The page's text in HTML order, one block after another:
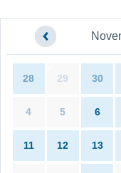
28 29 30
4 5 6
11 12 13